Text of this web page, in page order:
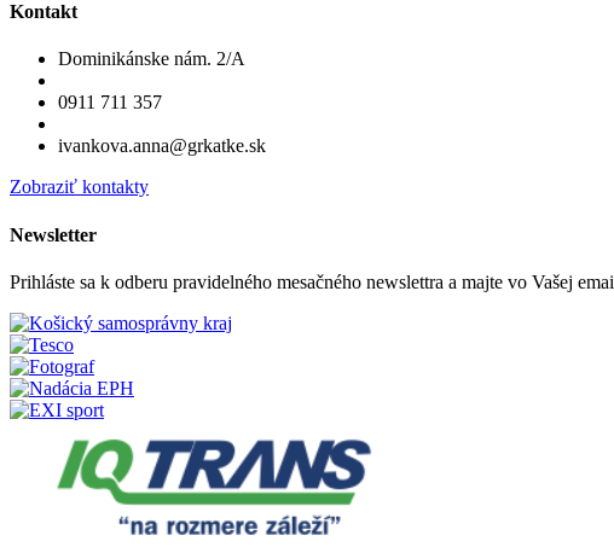
Kontakt
Dominikánske nám. 2/A
0911 711 357
ivankova.anna@grkatke.sk
Zobraziť kontakty
Newsletter
Prihláste sa k odberu pravidelného mesačného newslettra a majte vo Vašej